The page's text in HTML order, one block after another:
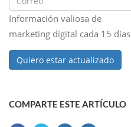
Información valiosa de
marketing digital cada 15 días
Quiero estar actualizado
COMPARTE ESTE ARTÍCULO